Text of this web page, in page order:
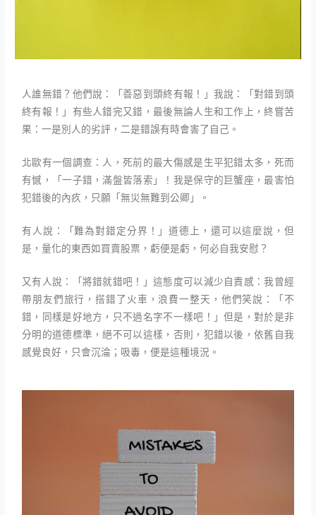
人誰無錯？他們說：「善惡到頭終有報！」我說：「對錯到頭
終有報！」有些人錯完又錯，最後無論人生和工作上，終嘗苦
果：一是別人的劣評，二是錯誤有時會害了自己。
北歐有一個調查：人，死前的最大傷感是生平犯錯太多，死而
有憾，「一子錯，滿盤皆落索」！我是保守的巨蟹座，最害怕
犯錯後的內疚，只願「無災無難到公卿」。
有人說：「難為對錯定分界！」道德上，還可以這麼說，但
是，量化的東西如買賣股票，虧便是虧，何必自我安慰？
又有人說：「將錯就錯吧！」這態度可以減少自責感：我曾經
帶朋友們旅行，搭錯了火車，浪費一整天，他們笑說：「不
錯，同樣是好地方，只不過名字不一樣吧！」但是，對於是非
分明的道德標準，絕不可以這樣，否則，犯錯以後，依舊自我
感覺良好，只會沉淪；吸毒，便是這種境況。